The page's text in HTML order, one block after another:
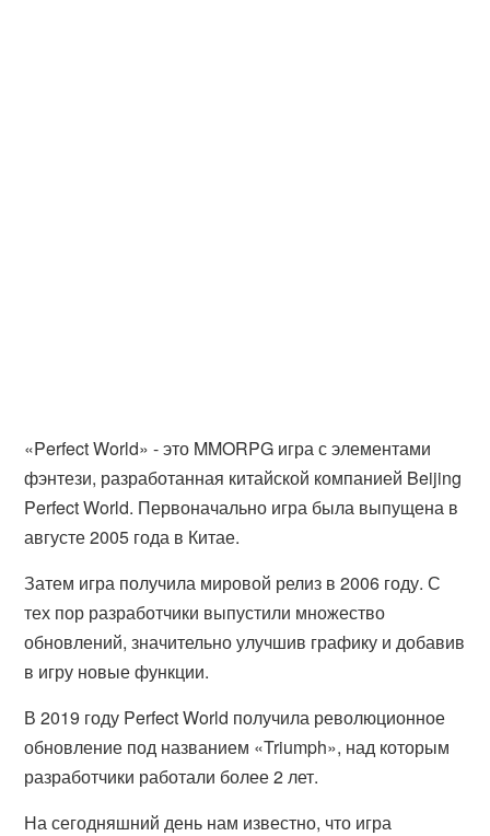
«Perfect World» - это MMORPG игра с элементами
фэнтези, разработанная китайской компанией Beijing
Perfect World. Первоначально игра была выпущена в
августе 2005 года в Китае.
Затем игра получила мировой релиз в 2006 году. С
тех пор разработчики выпустили множество
обновлений, значительно улучшив графику и добавив
в игру новые функции.
В 2019 году Perfect World получила революционное
обновление под названием «Triumph», над которым
разработчики работали более 2 лет.
На сегодняшний день нам известно, что игра